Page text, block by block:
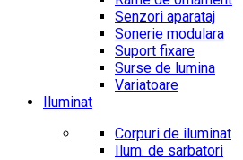
Senzori aparataj
Sonerie modulara
Suport fixare
Surse de lumina
Variatoare
Iluminat
Corpuri de iluminat
Ilum. de sarbatori